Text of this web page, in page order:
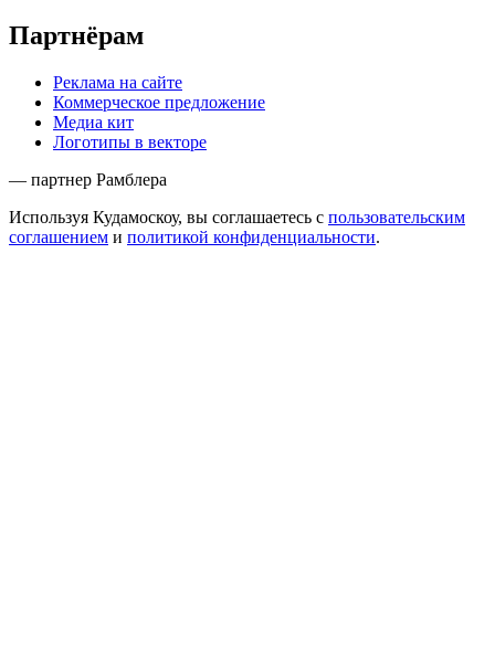
Партнёрам
Реклама на сайте
Коммерческое предложение
Медиа кит
Логотипы в векторе
— партнер Рамблера
Используя Кудамоскоу, вы соглашаетесь с пользовательским
соглашением и политикой конфиденциальности.